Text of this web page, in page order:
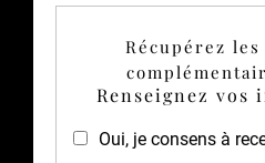
Récupérez
Renseignez vos
Oui, je consens à